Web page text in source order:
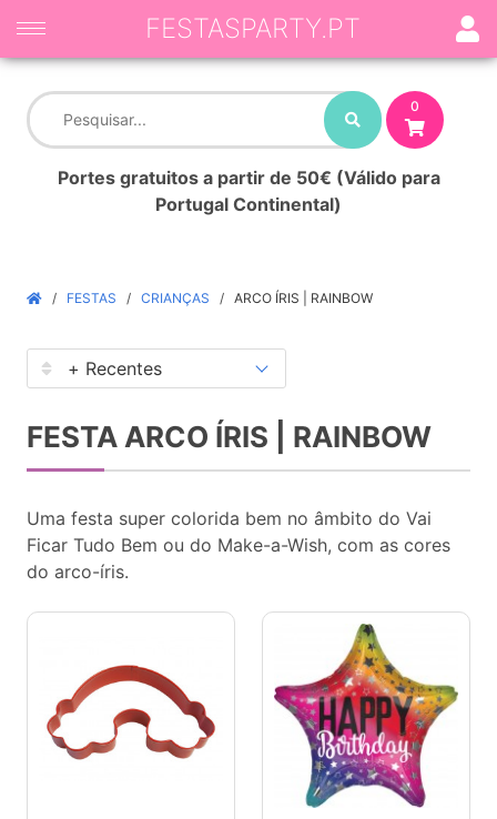
0
Portes gratuitos a partir de 50€ (Válido para
Portugal Continental)
FESTASPARTY.PT
FESTAS CRIANÇAS ARCO ÍRIS | RAINBOW
FESTA ARCO ÍRIS | RAINBOW
Uma festa super colorida bem no âmbito do Vai
Ficar Tudo Bem ou do Make-a-Wish, com as cores
do arco-íris.